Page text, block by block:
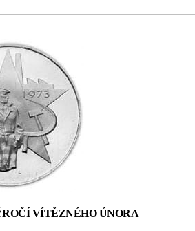
VÍTĚZNÉHO ÚNORA